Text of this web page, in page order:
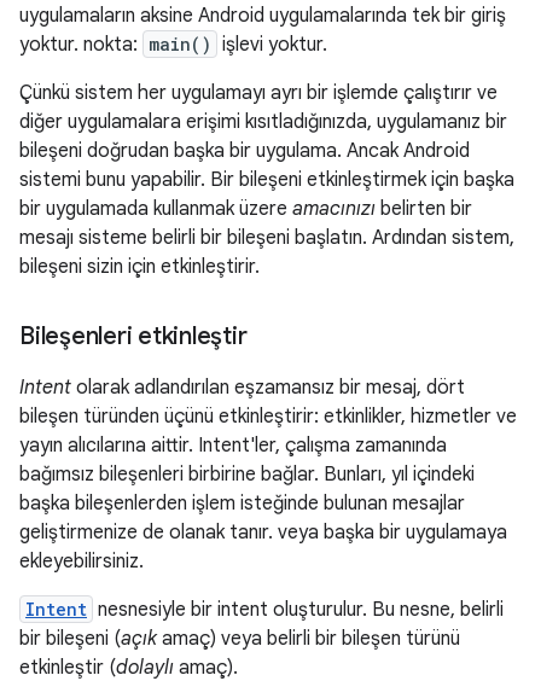
uygulamaların aksine Android uygulamalarında tek bir giriş
yoktur. nokta: main() işlevi yoktur.
Çünkü sistem her uygulamayı ayrı bir işlemde çalıştırır ve
diğer uygulamalara erişimi kısıtladığınızda, uygulamanız bir
bileşeni doğrudan başka bir uygulama. Ancak Android
sistemi bunu yapabilir. Bir bileşeni etkinleştirmek için başka
bir uygulamada kullanmak üzere amacınızı belirten bir
mesajı sisteme belirli bir bileşeni başlatın. Ardından sistem,
bileşeni sizin için etkinleştirir.
Bileşenleri etkinleştir
Intent olarak adlandırılan eşzamansız bir mesaj, dört
bileşen türünden üçünü etkinleştirir: etkinlikler, hizmetler ve
yayın alıcılarına aittir. Intent'ler, çalışma zamanında
bağımsız bileşenleri birbirine bağlar. Bunları, yıl içindeki
başka bileşenlerden işlem isteğinde bulunan mesajlar
geliştirmenize de olanak tanır. veya başka bir uygulamaya
ekleyebilirsiniz.
Intent nesnesiyle bir intent oluşturulur. Bu nesne, belirli
bir bileşeni (açıkamaç) veya belirli bir bileşen türünü
etkinleştir (dolaylı amaç).